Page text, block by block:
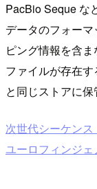
PacBio Seque な
データのフォー
ピング情報を含
ファイルが存在
と同じストアに保
次世代シーケン
ユーロフィンジ